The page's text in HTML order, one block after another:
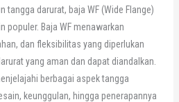
tangga darurat, baja WF (Wide Flange)
populer. Baja WF menawarkan
dan fleksibilitas yang diperlukan
yang aman dan dapat diandalkan.
berbagai aspek tangga
keunggulan, hingga penerapannya